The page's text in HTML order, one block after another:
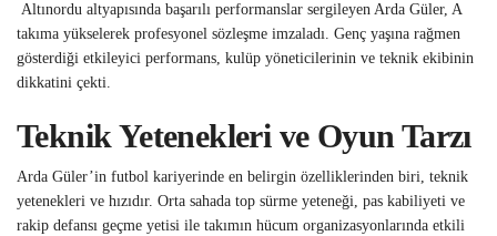
Altınordu altyapısında başarılı performanslar sergileyen Arda Güler, A
takıma yükselerek profesyonel sözleşme imzaladı. Genç yaşına rağmen
gösterdiği etkileyici performans, kulüp yöneticilerinin ve teknik ekibinin
dikkatini çekti.
Teknik Yetenekleri ve Oyun Tarzı
Arda Güler’in futbol kariyerinde en belirgin özelliklerinden biri, teknik
yetenekleri ve hızıdır. Orta sahada top sürme yeteneği, pas kabiliyeti ve
rakip defansı geçme yetisi ile takımın hücum organizasyonlarında etkili